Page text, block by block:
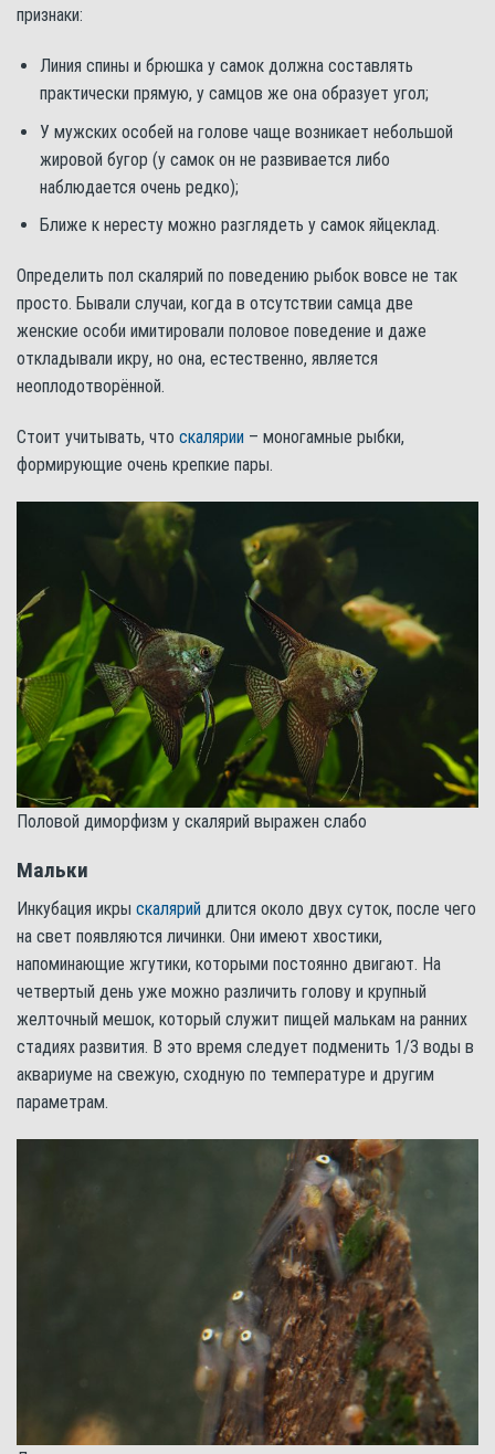
признаки:
Линия спины и брюшка у самок должна составлять
практически прямую, у самцов же она образует угол;
У мужских особей на голове чаще возникает небольшой
жировой бугор (у самок он не развивается либо
наблюдается очень редко);
Ближе к нересту можно разглядеть у самок яйцеклад.
Определить пол скалярий по поведению рыбок вовсе не так
просто. Бывали случаи, когда в отсутствии самца две
женские особи имитировали половое поведение и даже
откладывали икру, но она, естественно, является
неоплодотворённой.
Стоит учитывать, что скалярии – моногамные рыбки,
формирующие очень крепкие пары.
Половой диморфизм у скалярий выражен слабо
Мальки
Инкубация икры скалярий длится около двух суток, после чего
на свет появляются личинки. Они имеют хвостики,
напоминающие жгутики, которыми постоянно двигают. На
четвертый день уже можно различить голову и крупный
желточный мешок, который служит пищей малькам на ранних
стадиях развития. В это время следует подменить 1/3 воды в
аквариуме на свежую, сходную по температуре и другим
параметрам.